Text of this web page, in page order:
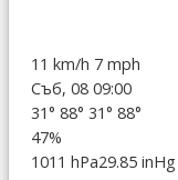
11 km/h 7 mph
Съб, 08 09:00
31° 88° 31° 88°
47%
1011 hPa29.85 inHg